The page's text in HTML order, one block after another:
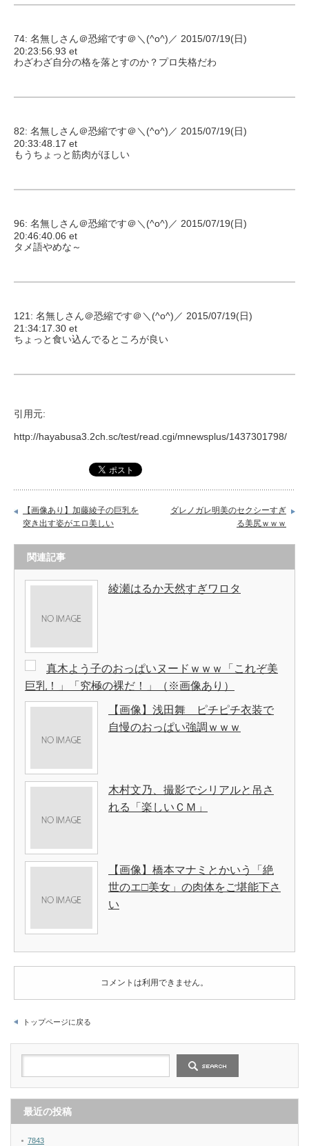
74: 名無しさん＠恐縮です＠＼(^o^)／ 2015/07/19(日)
20:23:56.93 et
わざわざ自分の格を落とすのか？プロ失格だわ
82: 名無しさん＠恐縮です＠＼(^o^)／ 2015/07/19(日)
20:33:48.17 et
もうちょっと筋肉がほしい
96: 名無しさん＠恐縮です＠＼(^o^)／ 2015/07/19(日)
20:46:40.06 et
タメ語やめな～
121: 名無しさん＠恐縮です＠＼(^o^)／ 2015/07/19(日)
21:34:17.30 et
ちょっと食い込んでるところが良い
引用元:
http://hayabusa3.2ch.sc/test/read.cgi/mnewsplus/1437301798/
【画像あり】加藤綾子の巨乳を
突き出す姿がエロ美しい
ダレノガレ明美のセクシーすぎ
る美尻ｗｗｗ
関連記事
綾瀬はるか天然すぎワロタ
真木よう子のおっぱいヌードｗｗｗ「これぞ美
巨乳！」「究極の裸だ！」（※画像あり）
【画像】浅田舞 ピチピチ衣装で
自慢のおっぱい強調ｗｗｗ
木村文乃、撮影でシリアルと吊さ
れる「楽しいＣＭ」
【画像】橋本マナミとかいう「絶
世のエ□美女」の肉体をご堪能下さ
い
コメントは利用できません。
トップページに戻る
最近の投稿
7843